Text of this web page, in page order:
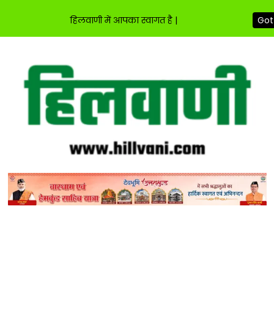
content
हिलवाणी में आपका स्वागत है |